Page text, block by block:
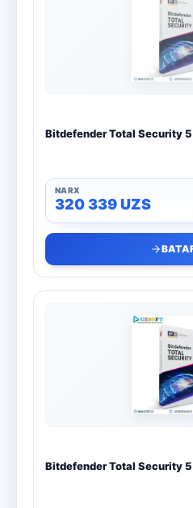
Bitdefender Total Security
320 339UZS
Bitdefender Total Security